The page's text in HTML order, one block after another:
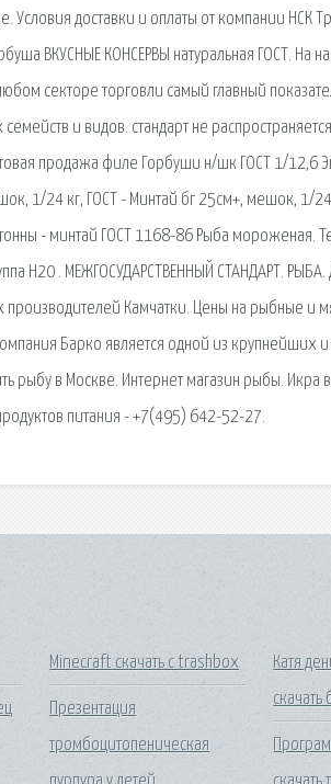
Условия доставки и оплаты от компании НСК
ВКУСНЫЕ КОНСЕРВЫ натуральная ГОСТ. На
секторе торговли самый главный
и видов. стандарт не
продажа филе Горбуши н/шк ГОСТ 1/12,6
1/24 кг, ГОСТ - Минтай бг 25см+, мешок, 1/
- минтай ГОСТ 1168-86 Рыба мороженая.
Н20 . МЕЖГОСУДАРСТВЕННЫЙ СТАНДАРТ. РЫБА.
производителей Камчатки. Цены на рыбные и
Барко является одной из крупнейших
рыбу в Москве. Интернет магазин рыбы. Икра
питания - +7(495) 642-52-27.
Minecraft скачать с trashbox
Презентация
тромбоцитопеническая
Катя
скачать